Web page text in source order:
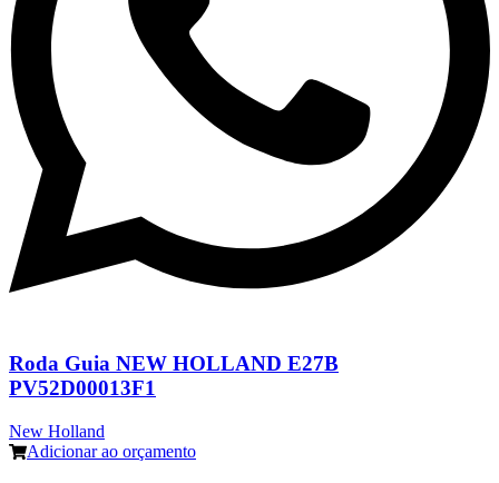
Roda Guia NEW HOLLAND E27B
PV52D00013F1
New Holland
Adicionar ao orçamento